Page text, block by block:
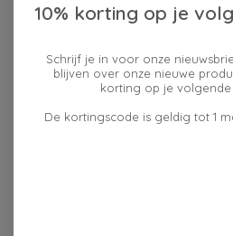
Reviews (0)
Decoratieve schenkkannetje –
10% korting op je
Schrijf je in voor onze
blijven over onze nieuwe
korting op je
De kortingscode is geldig tot 1